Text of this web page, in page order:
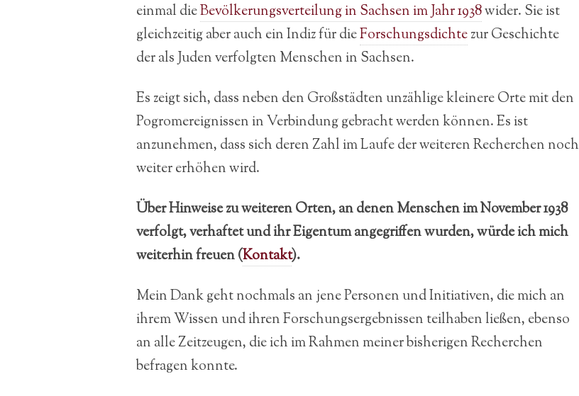
einmal dieBevölkerungsverteilung in Sachsen im Jahr 1938wider. Sie ist
gleichzeitig aber auch ein Indiz für dieForschungsdichtezur Geschichte
der als Juden verfolgten Menschen in Sachsen.
Es zeigt sich, dass neben den Großstädten unzählige kleinere Orte mit den
Pogromereignissen in Verbindung gebracht werden können. Es ist
anzunehmen, dass sich deren Zahl im Laufe der weiteren Recherchen noch
weiter erhöhen wird.
Über Hinweise zu weiteren Orten, an denen Menschen im November 1938
verfolgt, verhaftet und ihr Eigentum angegriffen wurden, würde ich mich
weiterhin freuen (Kontakt).
Mein Dank geht nochmals an jene Personen und Initiativen, die mich an
ihrem Wissen und ihren Forschungsergebnissen teilhaben ließen, ebenso
an alle Zeitzeugen, die ich im Rahmen meiner bisherigen Recherchen
befragen konnte.